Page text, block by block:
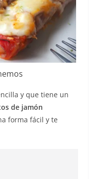
y que tiene un
de jamón
forma fácil y te